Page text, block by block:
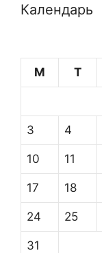
Календарь
M
T
3 4
10 11
17 18
24 25
31